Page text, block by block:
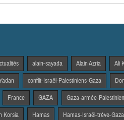
alain-sayada Alain Azria Ali
conflit-Israël-Palestiniens-Gaza
France GAZA Gaza-armée-
Korsia Hamas Hamas-Israël-trêve-Gaza